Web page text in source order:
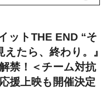
解禁！＜チーム対抗
援上映も開催決定